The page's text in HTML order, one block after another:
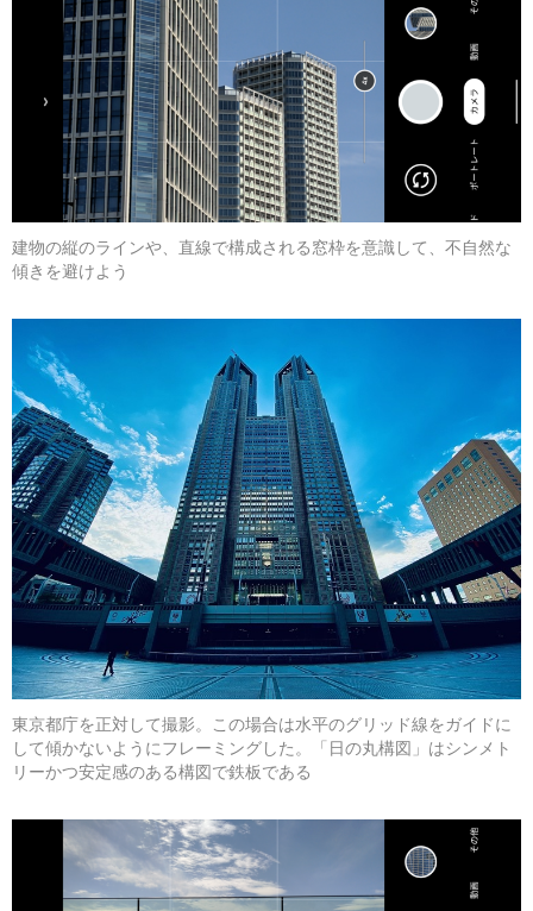
建物の縦のラインや、直線で構成される窓枠を意識して、不自然な
傾きを避けよう
東京都庁を正対して撮影。この場合は水平のグリッド線をガイドに
して傾かないようにフレーミングした。「日の丸構図」はシンメト
リーかつ安定感のある構図で鉄板である